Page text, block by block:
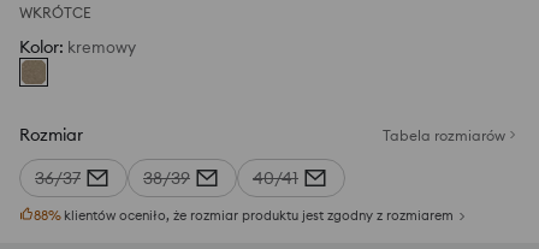
WKRÓTCE
Kolor: kremowy
Rozmiar Tabela rozmiarów
36/37 38/39 40/41
88% klientów oceniło, że rozmiar produktu jest zgodny z rozmiarem